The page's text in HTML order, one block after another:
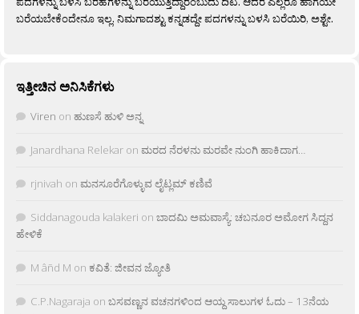
ಬರೆಯಬೇಕೆಂದೇನೂ ಇಲ್ಲ. ನಿಮಗಾದಶ್ಟು ಕನ್ನಡದ್ದೇ ಪದಗಳನ್ನು ಬಳಸಿ ಬರೆಯಿರಿ, ಅಶ್ಟೇ.
ಇತ್ತೀಚಿನ ಅನಿಸಿಕೆಗಳು
Viren on ಹುಣಸೆ ಹುಳಿ ಅನ್ನ
Janardhana Relekar on ಮರದ ನೆರಳನು ಮರವೇ ನುಂಗಿ ಹಾಕಿದಾಗ…
rjnivah on ಮನಸೂರೆಗೊಳ್ಳುವ ಲೈಟ್ಲಮ್ ಕಣಿವೆ
Siddanagouda kalakeri on ಬಾದಮಿ ಅಮವಾಸ್ಯೆ: ಚಬನೂರ ಅಮೋಗ ಸಿದ್ದನ
ಹೇಳಿಕೆ
M âñd M on ಕವಿತೆ: ಜೀವನ ಜ್ಯೋತಿ
C.P.Nagaraja on ಬಸವಣ್ಣನ ವಚನಗಳಿಂದ ಆಯ್ದ ಸಾಲುಗಳ ಓದು – 13ನೆಯ